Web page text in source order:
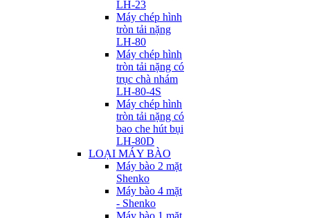
LH-23
Máy chép hình
tròn tải nặng
LH-80
Máy chép hình
tròn tải nặng có
trục chà nhám
LH-80-4S
Máy chép hình
tròn tải nặng có
bao che hút bụi
LH-80D
LOẠI MÁY BÀO
Máy bào 2 mặt
Shenko
Máy bào 4 mặt
- Shenko
Máy bào 1 mặt